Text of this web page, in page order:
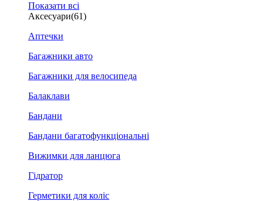
Показати всі
Аксесуари(61)
Аптечки
Багажники авто
Багажники для велосипеда
Балаклави
Бандани
Бандани багатофункціональні
Вижимки для ланцюга
Гідратор
Герметики для коліс